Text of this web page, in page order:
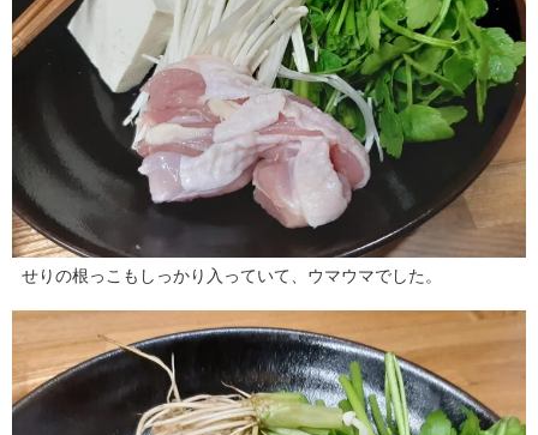
せりの根っこもしっかり入っていて、ウマウマでした。